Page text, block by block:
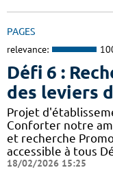
PAGES
relevance:
Défi 6 :
des leviers
Projet
Conforter notre
et recherche
accessible à tous
18/02/2026 15:25